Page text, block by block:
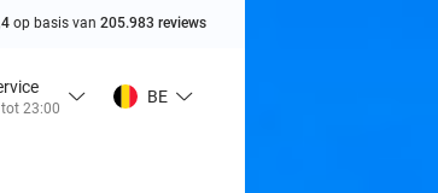
op basis van 205.983 reviews
23:00
BE